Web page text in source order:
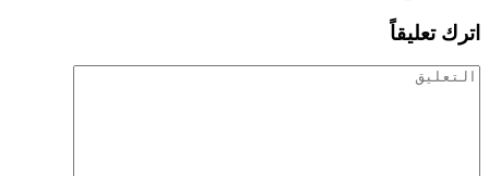
اترك تعليقاً